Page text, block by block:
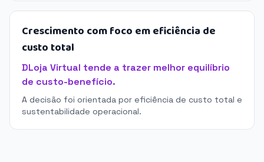
Crescimento com foco em eficiência de
custo total
DLoja Virtual tende a trazer melhor equilíbrio
de custo-benefício.
A decisão foi orientada por eficiência de custo total e
sustentabilidade operacional.